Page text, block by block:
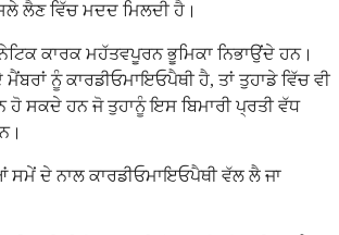
ਲੈਣ ਵਿੱਚ ਮਦਦ ਮਿਲਦੀ ਹੈ।
ਕਾਰਕ ਮਹੱਤਵਪੂਰਨ ਭੂਮਿਕਾ ਨਿਭਾਉਂਦੇ ਹਨ।
ਨੂੰ ਕਾਰਡੀਓਮਾਇਓਪੈਥੀ ਹੈ, ਤਾਂ ਤੁਹਾਡੇ ਵਿੱਚ ਵੀ
ਹੋ ਸਕਦੇ ਹਨ ਜੋ ਤੁਹਾਨੂੰ ਇਸ ਬਿਮਾਰੀ ਪ੍ਰਤੀ ਵੱਧ
ਸਮੇਂ ਦੇ ਨਾਲ ਕਾਰਡੀਓਮਾਇਓਪੈਥੀ ਵੱਲ ਲੈ ਜਾ